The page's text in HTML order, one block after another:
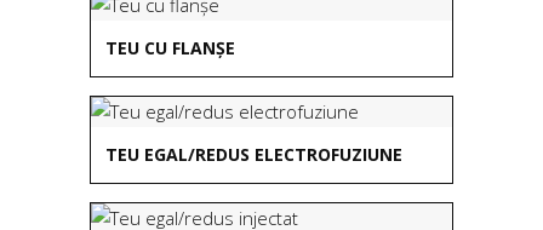
TEU CU FLANȘE
TEU EGAL/REDUS ELECTROFUZIUNE